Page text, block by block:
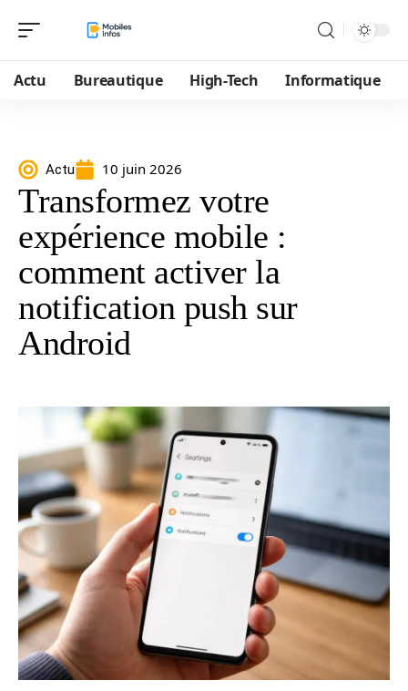
Actu Bureautique High-Tech Informatique
Actu 10 juin 2026
Transformez votre
expérience mobile :
comment activer la
notification push sur
Android